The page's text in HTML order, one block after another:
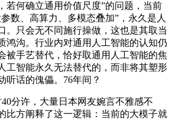
若何确立通用价值尺度”的问题，当前
数、高算力、多模态叠加”，永久是人
。只会无不同施行操做，这也是其取当
鸿沟。行业内对通用人工智能的认知仍
被手艺替代，恰好取通用人工智能的焦
工智能永久无法替代的，而非将其塑形
听话的傀儡。76年间？
许，大量日本网友婉言不雅感不
比方阐释了这一逻辑：当前的大模子就